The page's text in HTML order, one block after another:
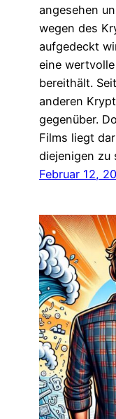
angesehen
wegen des
aufgedeckt
eine
bereithält.
anderen
gegenüber.
Films liegt
diejenigen zu
Februar 12,